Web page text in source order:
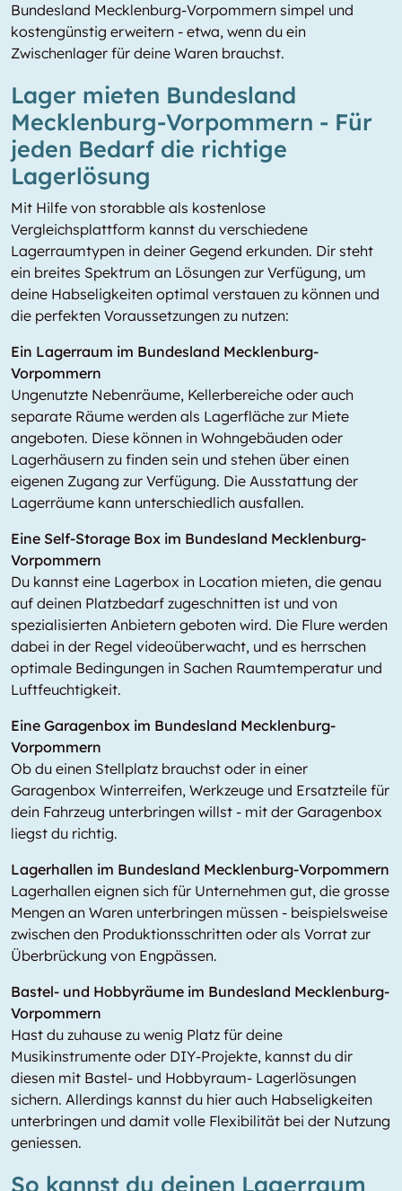
Bundesland Mecklenburg-Vorpommern simpel und
kostengünstig erweitern - etwa, wenn du ein
Zwischenlager für deine Waren brauchst.
Lager mieten Bundesland
Mecklenburg-Vorpommern - Für
jeden Bedarf die richtige
Lagerlösung
Mit Hilfe von storabble als kostenlose
Vergleichsplattform kannst du verschiedene
Lagerraumtypen in deiner Gegend erkunden. Dir steht
ein breites Spektrum an Lösungen zur Verfügung, um
deine Habseligkeiten optimal verstauen zu können und
die perfekten Voraussetzungen zu nutzen:
Ein Lagerraum im Bundesland Mecklenburg-
Vorpommern
Ungenutzte Nebenräume, Kellerbereiche oder auch
separate Räume werden als Lagerfläche zur Miete
angeboten. Diese können in Wohngebäuden oder
Lagerhäusern zu finden sein und stehen über einen
eigenen Zugang zur Verfügung. Die Ausstattung der
Lagerräume kann unterschiedlich ausfallen.
Eine Self-Storage Box im Bundesland Mecklenburg-
Vorpommern
Du kannst eine Lagerbox in Location mieten, die genau
auf deinen Platzbedarf zugeschnitten ist und von
spezialisierten Anbietern geboten wird. Die Flure werden
dabei in der Regel videoüberwacht, und es herrschen
optimale Bedingungen in Sachen Raumtemperatur und
Luftfeuchtigkeit.
Eine Garagenbox im Bundesland Mecklenburg-
Vorpommern
Ob du einen Stellplatz brauchst oder in einer
Garagenbox Winterreifen, Werkzeuge und Ersatzteile für
dein Fahrzeug unterbringen willst - mit der Garagenbox
liegst du richtig.
Lagerhallen im Bundesland Mecklenburg-Vorpommern
Lagerhallen eignen sich für Unternehmen gut, die grosse
Mengen an Waren unterbringen müssen - beispielsweise
zwischen den Produktionsschritten oder als Vorrat zur
Überbrückung von Engpässen.
Bastel- und Hobbyräume im Bundesland Mecklenburg-
Vorpommern
Hast du zuhause zu wenig Platz für deine
Musikinstrumente oder DIY-Projekte, kannst du dir
diesen mit Bastel- und Hobbyraum- Lagerlösungen
sichern. Allerdings kannst du hier auch Habseligkeiten
unterbringen und damit volle Flexibilität bei der Nutzung
geniessen.
So kannst du deinen Lagerraum